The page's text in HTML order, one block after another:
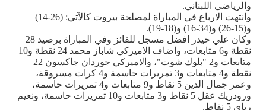
والرياضي اللبناني.
وانتهت الارباع في المباراة لمصلحة بيروت كالآتي: (26-14)
و(15-26) و(34-16) و(18-19).
وكان علي حيدر افضل مسجل للفائز وفي المباراة برصيد 28
نقطة و6 متابعات، واضاف الاميركي شاباز محمد 24 نقطة و10
متابعات و2 "بلوك شوت"، والاميركي جوردان جاكسون 22
نقطة و4 متابعات و3 تمريرات حاسمة و4 كرات مسروقة،
وعمر جمال الدين 5 نقاط و9 متابعات و4 تمريرات حاسمة،
ورودريك عقل 5 نقاط و3 متابعات و10 تمريرات حاسمة، ونعيم
رباي 5 نقاط.